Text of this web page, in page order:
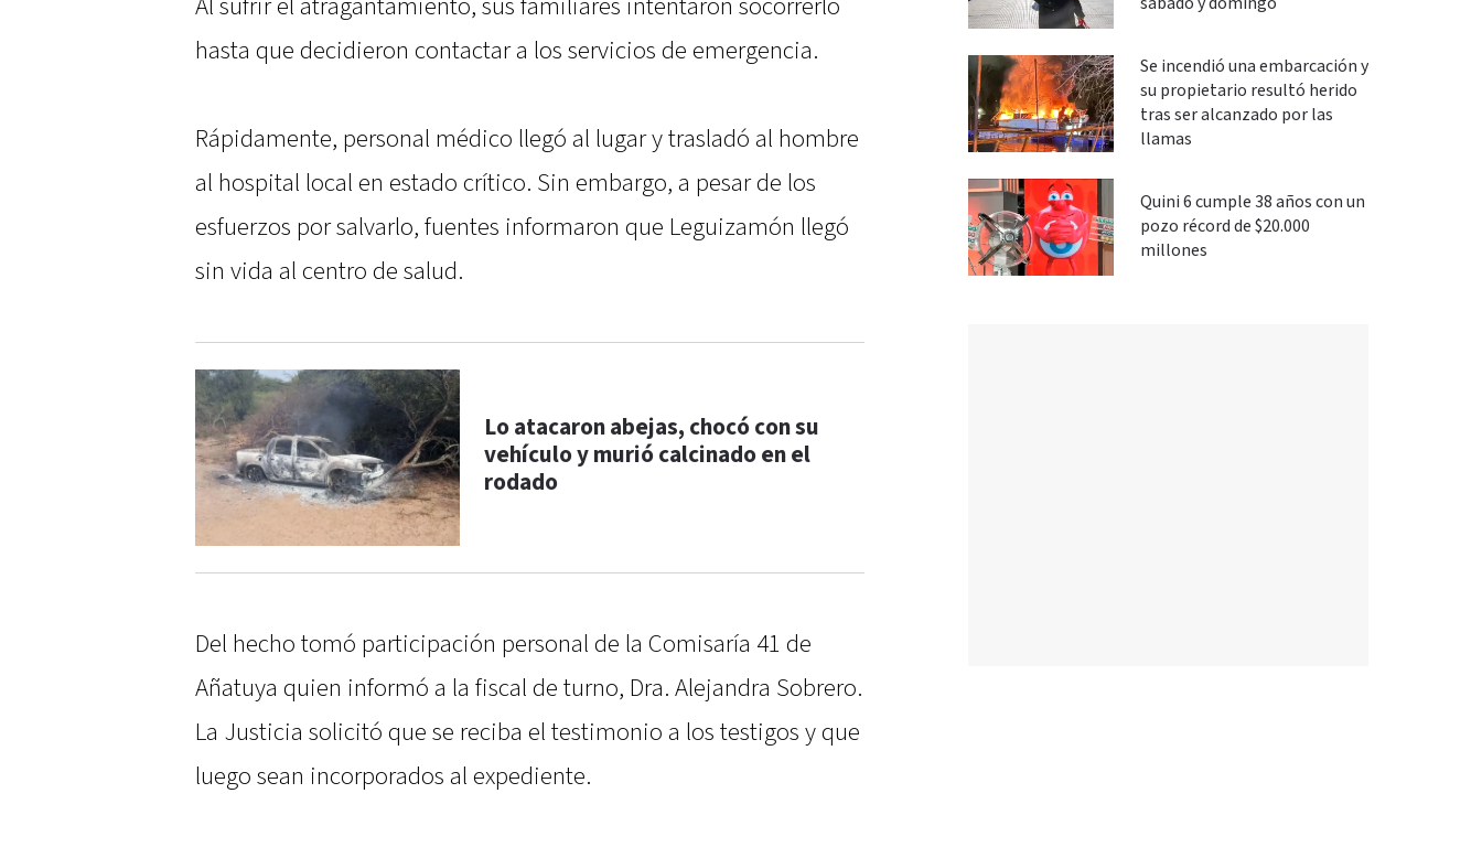
Al sufrir el atragantamiento, sus familiares intentaron socorrerlo
hasta que decidieron contactar a los servicios de emergencia.
Rápidamente, personal médico llegó al lugar y trasladó al hombre
al hospital local en estado crítico. Sin embargo, a pesar de los
esfuerzos por salvarlo, fuentes informaron que Leguizamón llegó
sin vida al centro de salud.
Lo atacaron abejas, chocó con su
vehículo y murió calcinado en el
rodado
Del hecho tomó participación personal de la Comisaría 41 de
Añatuya quien informó a la fiscal de turno, Dra. Alejandra Sobrero.
La Justicia solicitó que se reciba el testimonio a los testigos y que
luego sean incorporados al expediente.
Se incendió una embarcación y
su propietario resultó herido
tras ser alcanzado por las
llamas
Quini 6 cumple 38 años con un
pozo récord de $20.000
millones